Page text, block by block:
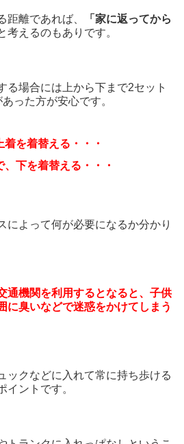
距離であれば、
「家に返ってから
考えるのもありです。
る場合には上から下まで2セット
った方が安心です。
を着替える・・・
下を着替える・・・
によって何が必要になるか分かり
通機関を利用するとなると、子供
に臭いなどで迷惑をかけてしまう
ックなどに入れて常に持ち歩ける
イントです。